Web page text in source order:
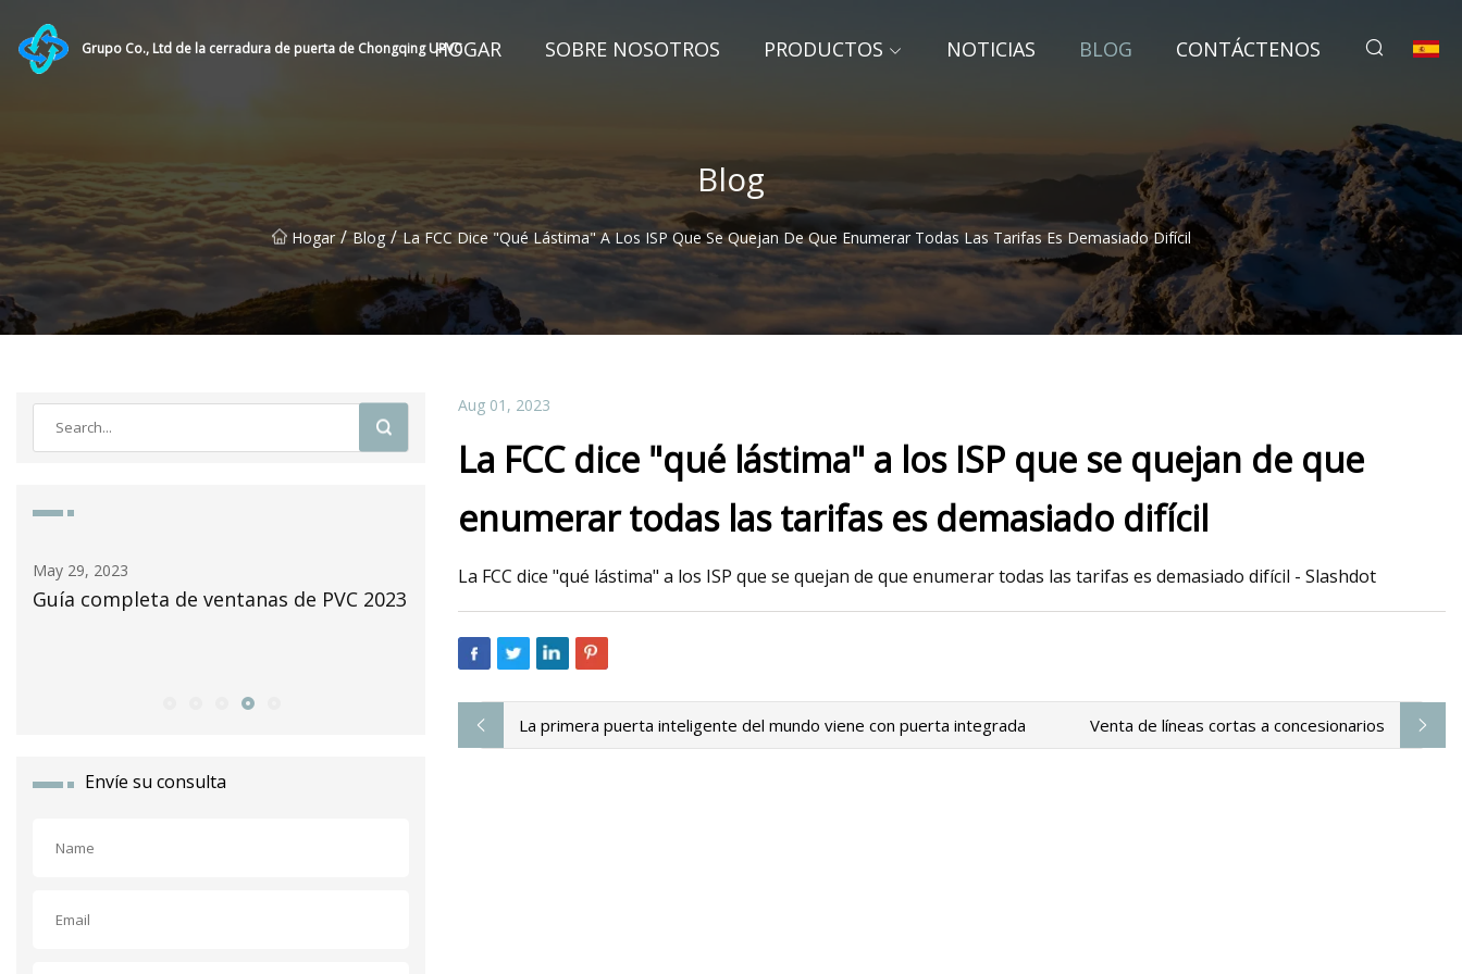
Grupo Co., Ltd de la cerradura de puerta de Chongqing UPVCHOGAR SOBRE NOSOTROS PRODUCTOS NOTICIAS BLOG CONTÁCTENOS
Blog
Hogar / Blog / La FCC Dice "qué Lástima" A Los ISP Que Se Quejan De Que Enumerar Todas Las Tarifas Es Demasiado Difícil
May 29, 2023
Guía completa de ventanas de PVC 2023
May 30, 2023
de mí revisados ​​en 2023
May 26, 2023
Envíe su consulta
Aug 01, 2023
La FCC dice "qué lástima" a los ISP que se quejan de que
enumerar todas las tarifas es demasiado difícil
La FCC dice "qué lástima" a los ISP que se quejan de que enumerar todas las tarifas es demasiado difícil - Slashdot
La primera puerta inteligente del mundo viene con puerta integrada Venta de líneas cortas a concesionarios